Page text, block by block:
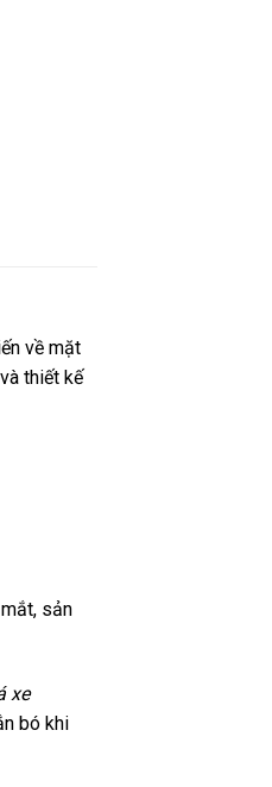
về mặt
thiết kế
sản
xe
bó khi